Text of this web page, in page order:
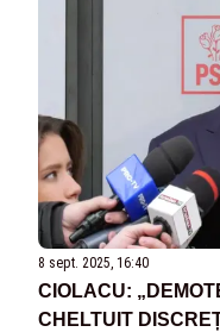
8 sept. 2025, 16:40
CIOLACU:
CHELTUIT